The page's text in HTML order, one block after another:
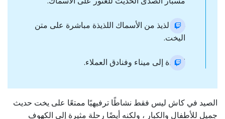
غداء لذيذ من الأسماك اللذيذة مباشرة على متن
اليخت.
العودة إلى ميناء وفنادق العملاء.
الصيد في كاش ليس فقط نشاطًا ترفيهيًا ممتعًا على يخت حديث
جميل للأطفال والكبار ، ولكنه أيضًا رحلة مثيرة إلى الكهوف